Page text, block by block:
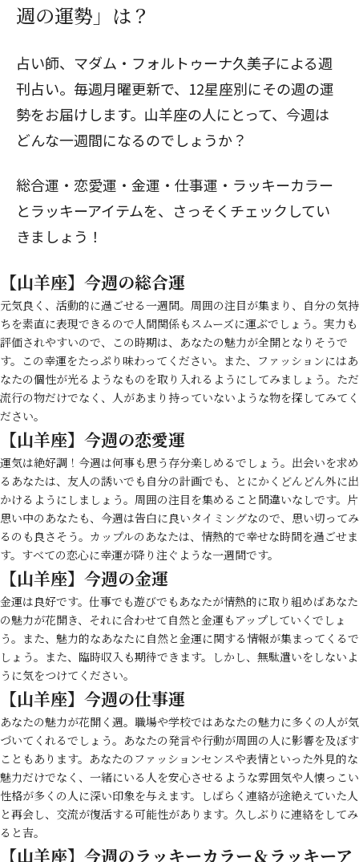
週の運勢」は？
占い師、マダム・フォルトゥーナ久美子による週
刊占い。毎週月曜更新で、12星座別にその週の運
勢をお届けします。山羊座の人にとって、今週は
どんな一週間になるのでしょうか？
総合運・恋愛運・金運・仕事運・ラッキーカラー
とラッキーアイテムを、さっそくチェックしてい
きましょう！
【山羊座】今週の総合運
元気良く、活動的に過ごせる一週間。周囲の注目が集まり、自分の気持
ちを素直に表現できるので人間関係もスムーズに運ぶでしょう。実力も
評価されやすいので、この時期は、あなたの魅力が全開となりそうで
す。この幸運をたっぷり味わってください。また、ファッションにはあ
なたの個性が光るようなものを取り入れるようにしてみましょう。ただ
流行の物だけでなく、人があまり持っていないような物を探してみてく
ださい。
【山羊座】今週の恋愛運
運気は絶好調！今週は何事も思う存分楽しめるでしょう。出会いを求め
るあなたは、友人の誘いでも自分の計画でも、とにかくどんどん外に出
かけるようにしましょう。周囲の注目を集めること間違いなしです。片
思い中のあなたも、今週は告白に良いタイミングなので、思い切ってみ
るのも良さそう。カップルのあなたは、情熱的で幸せな時間を過ごせま
す。すべての恋心に幸運が降り注ぐような一週間です。
【山羊座】今週の金運
金運は良好です。仕事でも遊びでもあなたが情熱的に取り組めばあなた
の魅力が花開き、それに合わせて自然と金運もアップしていくでしょ
う。また、魅力的なあなたに自然と金運に関する情報が集まってくるで
しょう。また、臨時収入も期待できます。しかし、無駄遣いをしないよ
うに気をつけてください。
【山羊座】今週の仕事運
あなたの魅力が花開く週。職場や学校ではあなたの魅力に多くの人が気
づいてくれるでしょう。あなたの発言や行動が周囲の人に影響を及ぼす
こともあります。あなたのファッションセンスや表情といった外見的な
魅力だけでなく、一緒にいる人を安心させるような雰囲気や人懐っこい
性格が多くの人に深い印象を与えます。しばらく連絡が途絶えていた人
と再会し、交流が復活する可能性があります。久しぶりに連絡をしてみ
ると吉。
【山羊座】今週のラッキーカラー＆ラッキーア